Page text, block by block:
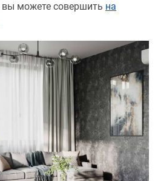
можете совершить на